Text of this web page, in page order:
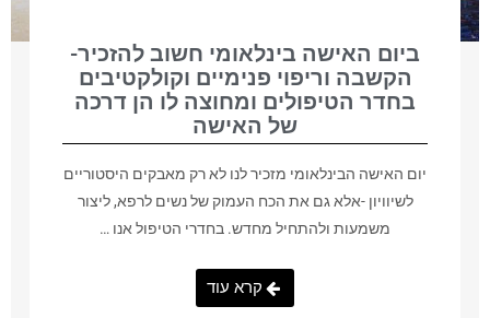
ביום האישה בינלאומי חשוב להזכיר-
הקשבה וריפוי פנימיים וקולקטיבים
בחדר הטיפולים ומחוצה לו הן דרכה
של האישה
יום האישה הבינלאומי מזכיר לנו לא רק מאבקים היסטוריים
לשיוויון -אלא גם את הכח העמוק של נשים לרפא, ליצור
משמעות ולהתחיל מחדש. בחדרי הטיפול אנו …
קרא עוד